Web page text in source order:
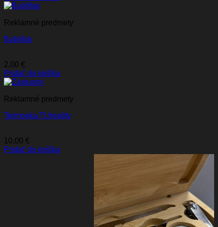
Reklamné predmety
Bublifuk
2,00 €
Pridať do košíka
Reklamné predmety
Termoska TUreality
10,00 €
Pridať do košíka